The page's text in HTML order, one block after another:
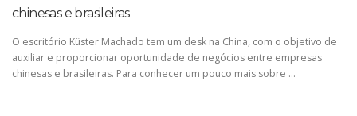
chinesas e brasileiras
O escritório Küster Machado tem um desk na China, com o objetivo de
auxiliar e proporcionar oportunidade de negócios entre empresas
chinesas e brasileiras. Para conhecer um pouco mais sobre …